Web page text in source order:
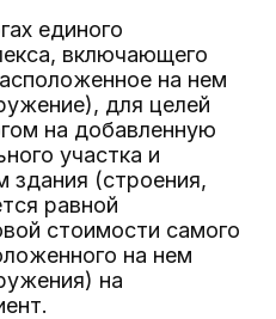
единого
включающего
на нем
для целей
на добавленную
участка и
здания (строения,
равной
стоимости самого
на нем
на